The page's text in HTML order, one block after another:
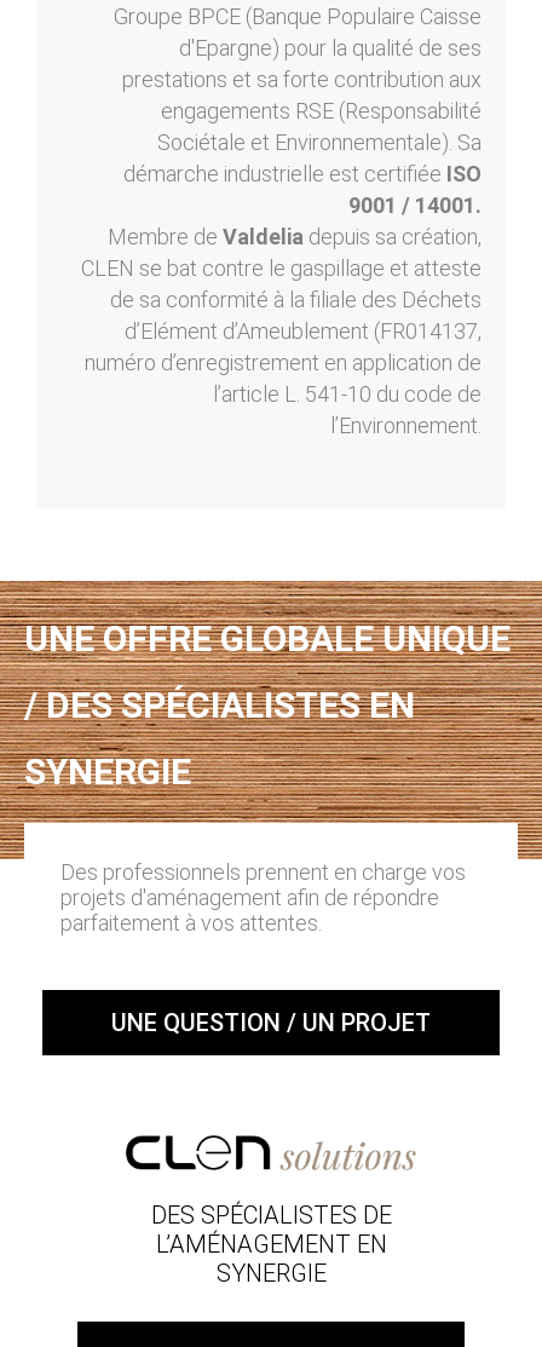
Groupe BPCE (Banque Populaire Caisse
d'Epargne) pour la qualité de ses
prestations et sa forte contribution aux
engagements RSE (Responsabilité
Sociétale et Environnementale). Sa
démarche industrielle est certifiée ISO
9001 / 14001.
Membre de Valdelia depuis sa création,
CLEN se bat contre le gaspillage et atteste
de sa conformité à la filiale des Déchets
d’Elément d’Ameublement (FR014137,
numéro d’enregistrement en application de
l’article L. 541-10 du code de
l’Environnement.
UNE OFFRE GLOBALE UNIQUE
/ DES SPÉCIALISTES EN
SYNERGIE
Des professionnels prennent en charge vos
projets d'aménagement afin de répondre
parfaitement à vos attentes.
UNE QUESTION / UN PROJET
DES SPÉCIALISTES DE
L’AMÉNAGEMENT EN
SYNERGIE